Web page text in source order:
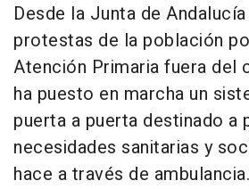
Desde la Junta de
protestas de la población
Atención Primaria fuera del
ha puesto en marcha un
puerta a puerta destinado a
necesidades sanitarias y
hace a través de ambulancia.